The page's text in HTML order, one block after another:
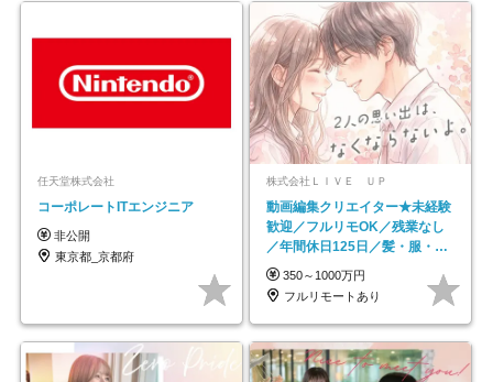
任天堂株式会社
コーポレートITエンジニア
非公開
東京都_京都府
株式会社ＬＩＶＥ ＵＰ
動画編集クリエイター★未経験
歓迎／フルリモOK／残業なし
／年間休日125日／髪・服・ネ
イル自由／研修充実で安心
350～1000万円
フルリモートあり